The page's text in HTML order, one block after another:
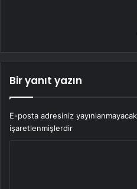
Bir yanıt yazın
E-posta adresiniz
işaretlenmişlerdir